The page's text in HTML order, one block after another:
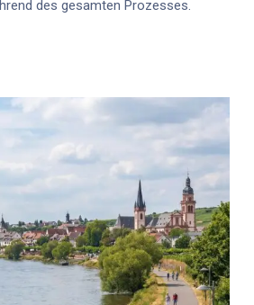
des gesamten Prozesses.